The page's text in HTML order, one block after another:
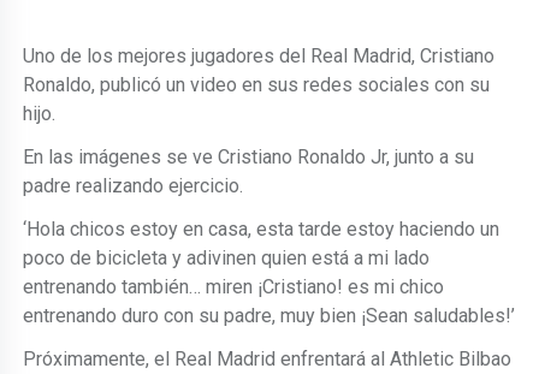
Uno de los mejores jugadores del Real Madrid, Cristiano
Ronaldo, publicó un video en sus redes sociales con su
hijo.
En las imágenes se ve Cristiano Ronaldo Jr, junto a su
padre realizando ejercicio.
‘Hola chicos estoy en casa, esta tarde estoy haciendo un
poco de bicicleta y adivinen quien está a mi lado
entrenando también… miren ¡Cristiano! es mi chico
entrenando duro con su padre, muy bien ¡Sean saludables!’
Próximamente, el Real Madrid enfrentará al Athletic Bilbao